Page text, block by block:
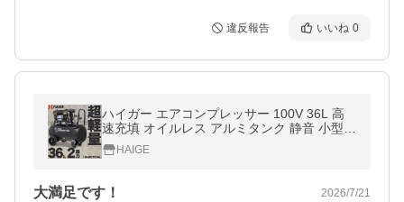
違反報告 いいね 0
ハイガー エアコンプレッサー 100V 36L 高
速充填 オイルレス アルミタンク 静音 小型
軽量 業務用 HG-DC991AL 1年保証
HAIGE
大満足です！ 2026/7/21